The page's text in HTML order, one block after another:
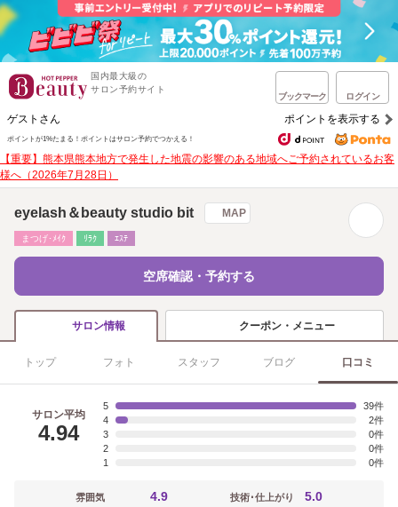
国内最大級の
サロン予約サイト
ブックマーク ログイン
ゲストさん ポイントを表示する
ポイントが1%たまる！ ポイントはサロン予約でつかえる！
【重要】熊本県熊本地方で発生した地震の影響のある地域へご予約されているお客
様へ（2026年7月28日）
eyelash＆beauty studio bit MAP
まつげ･ﾒｲｸ ﾘﾗｸ ｴｽﾃ
空席確認・予約する
サロン情報 クーポン・メニュー
トップ フォト スタッフ ブログ 口コミ
サロン平均
4.94
5
39
4
2
3
0
2
0
1
0
雰囲気 4.9 技術･仕上がり 5.0